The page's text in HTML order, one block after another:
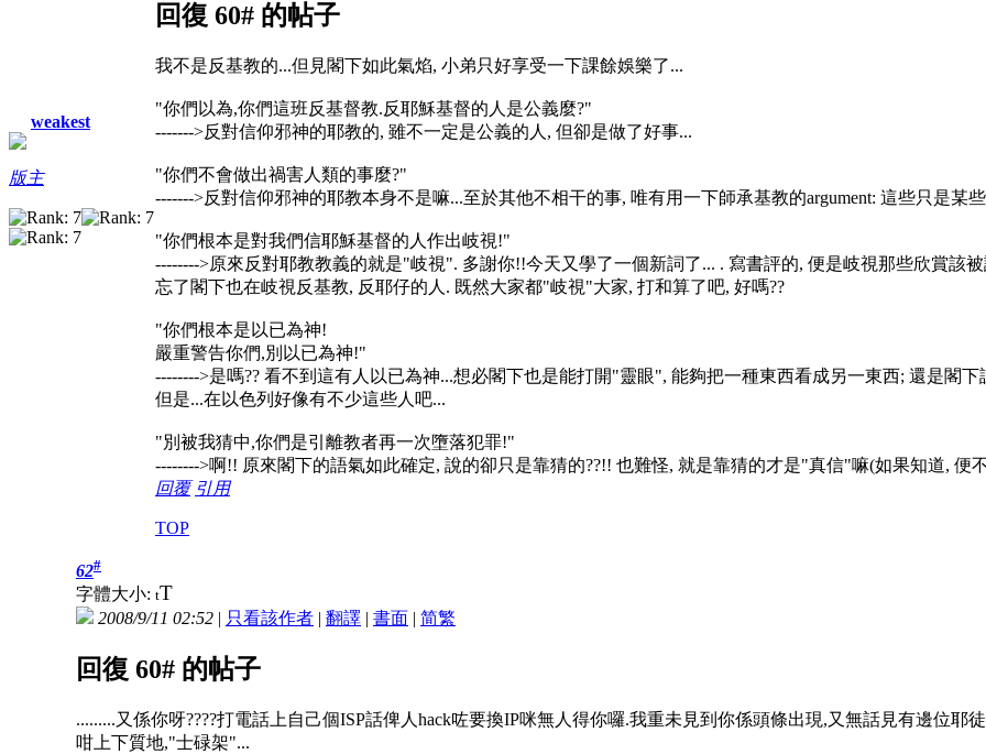
weakest
版主
回復 60# 的帖子
我不是反基教的...但見閣下如此氣焰, 小弟只好享受一下課餘娛樂了...
"你們以為,你們這班反基督教.反耶穌基督的人是公義麼?"
------->反對信仰邪神的耶教的, 雖不一定是公義的人, 但卻是做了好事...
"你們不會做出禍害人類的事麼?"
------->反對信仰邪神的耶教本身不是嘛...至於其他不相干的事, 唯有用一下師承基教的argument: 這些只是某
"你們根本是對我們信耶穌基督的人作出岐視!"
-------->原來反對耶教教義的就是"岐視". 多謝你!!今天又學了一個新詞了... . 寫書評的, 便是岐視那些欣賞該
忘了閣下也在岐視反基教, 反耶仔的人. 既然大家都"岐視"大家, 打和算了吧, 好嗎??
"你們根本是以已為神!
嚴重警告你們,別以已為神!"
-------->是嗎?? 看不到這有人以已為神...想必閣下也是能打開"靈眼", 能夠把一種東西看成另一東西; 還是閣
但是...在以色列好像有不少這些人吧...
"別被我猜中,你們是引離教者再一次墮落犯罪!"
-------->啊!! 原來閣下的語氣如此確定, 說的卻只是靠猜的??!! 也難怪, 就是靠猜的才是"真信"嘛(如果知道,
回覆 引用
TOP
62#
字體大小: tT
2008/9/11 02:52 | 只看該作者 | 翻譯 | 書面 | 简繁
回復 60# 的帖子
.........又係你呀????打電話上自己個ISP話俾人hack咗要換IP咪無人得你囉.我重未見到你係頭條出現,又無話見有邊位
咁上下質地,"士碌架"...